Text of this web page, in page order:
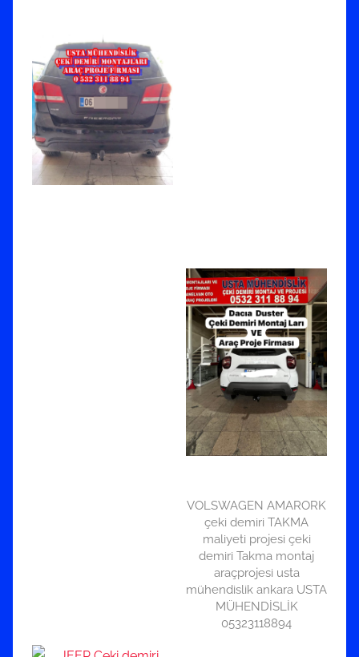
VOLSWAGEN AMARORK
çeki demiri TAKMA
maliyeti projesi çeki
demiri Takma montaj
araçprojesi usta
mühendislik ankara USTA
MÜHENDİSLİK
05323118894